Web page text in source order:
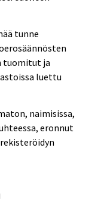
tunne
tuomitut ja
luettu
naimisissa,
eronnut